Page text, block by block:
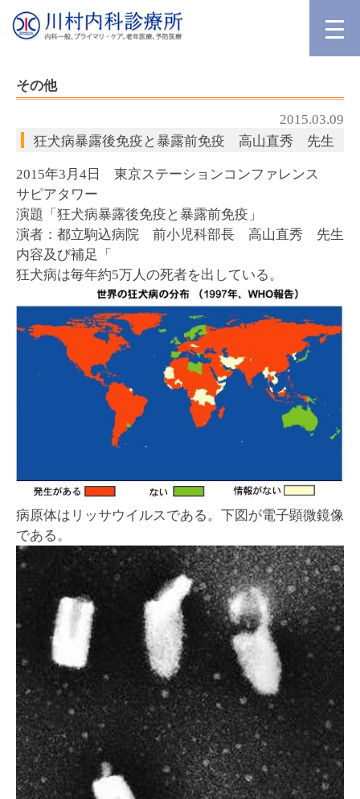
その他
2015.03.09
狂犬病暴露後免疫と暴露前免疫 高山直秀 先生
2015年3月4日 東京ステーションコンファレンス
サピアタワー
演題「狂犬病暴露後免疫と暴露前免疫」
演者：都立駒込病院 前小児科部長 高山直秀 先生
内容及び補足「
狂犬病は毎年約5万人の死者を出している。
病原体はリッサウイルスである。下図が電子顕微鏡像
である。